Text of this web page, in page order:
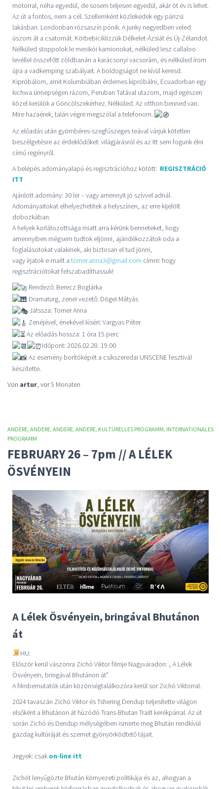
motorral, néha egyedül, de sosem teljesen egyedül, akár öt év is lehet.
Az út a fontos, nem a cél. Szellemként közlekedek egy párizsi
lakásban. Londonban rózsaszín pónik. A junky negyedben veled
úszom át a csatornát. Körbebiciklizzük Délkelet-Ázsiát és Új-Zélandot.
Nélküled stoppolok le mexikói kamionokat, nélküled lesz callaloo
levéllel összefőtt zöldbanán a karácsonyi vacsorám, és nélküled írom
újra a vadkemping szabályait. A boldogságot ne kívül keresd.
Kipróbálom, amit Kolumbiában érdemes kipróbálni, Ecuadorban egy
kichwa ünnepségen rázom, Peruban Tatával utazom, majd egészen
közel kerülök a Göncölszekérhez. Nélküled. Az otthon benned van.
Mire hazaérek, talán végre megszólal a telefonom.
Az előadás után gyömbéres-szegfűszeges teával várjuk kötetlen
beszélgetésre az érdeklődőket: világjárásról és az Itt sem fogunk élni
című regényről.
A belépés adományalapú és regisztrációhoz kötött: REGISZTRÁCIÓ
ITT
Ajánlott adomány: 30 lei – vagy amennyit jó szívvel adnál.
Adományaitokat elhelyezhetitek a helyszínen, az erre kijelölt
dobozkában.
A helyek korlátozottsága miatt arra kérünk benneteket, hogy
amennyiben mégsem tudtok eljönni, ajándékozzátok oda a
foglalásotokat valakinek, aki biztosan el tud jönni,
vagy írjatok e-mailt a torner.anna3@gmail.com címre: hogy
regisztrációtokat felszabadíthassuk!
Rendező: Berecz Boglárka
Dramaturg, zenei vezető: Dögei Mátyás
Játssza: Torner Anna
Zenéjével, énekével kíséri: Vargyas Péter
Az előadás hossza: 1 óra 15 perc
Időpont: 2026.02.28. 19.00
Az esemény borítóképét a csíkszeredai UNSCENE fesztivál
készítette.
Von artur, vor5 Monaten
ANDERE ANDERE ANDERE ANDERE KULTURELLES PROGRAMM INTERNATIONALES
PROGRAMM
FEBRUARY 26 – 7pm // A LÉLEK
ÖSVÉNYEIN
A Lélek Ösvényein, bringával Bhutánon
át
HU:
Először kerül vászonra Zichó Viktor filmje Nagyváradon: „ A Lélek
Ösvényein, bringával Bhutánon át”
A filmbemutatók után közönségtalálkozóra kerül sor Zichó Viktorral.
2024 tavaszán Zichó Viktor és Tshering Dendup teljesítette világon
elsőként a Bhutánon át húzódó Trans-Bhutan Trailt kerékpárral. Az út
során Zichó és Dendup mélységében ismerte meg Bhután rendkívül
gazdag kultúráját és szemet gyönyörködtető tájait.
Jegyek: csak on-line itt
Zichót lenyűgözte Bhután környezeti politikája és az, ahogyan a